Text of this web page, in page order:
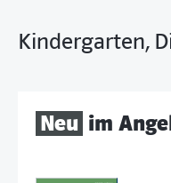
Kindergarten,
Neu im